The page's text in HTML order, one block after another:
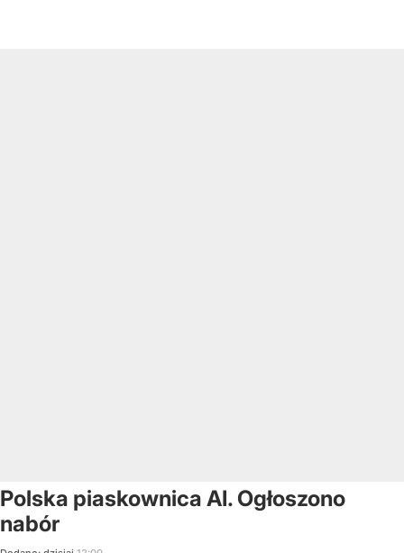
Polska piaskownica AI. Ogłoszono
nabór